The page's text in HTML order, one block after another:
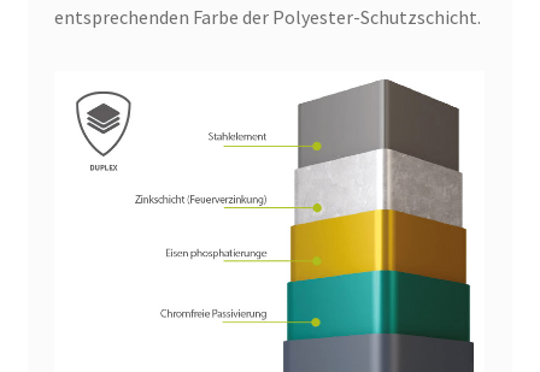
entsprechenden Farbe der Polyester-Schutzschicht.